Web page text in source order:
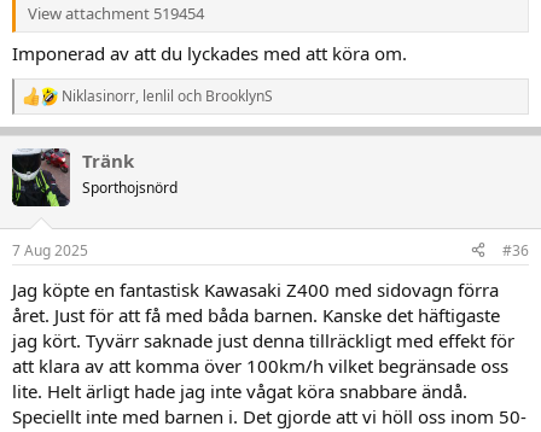
View attachment 519454
Imponerad av att du lyckades med att köra om.
R
e
k
t
i
e
:
Niklasinorr, lenlil och BrooklynS
Tränk
Sporthojsnörd
7 Aug 2025 #36
Jag köpte en fantastisk Kawasaki Z400 med sidovagn förra
året. Just för att få med båda barnen. Kanske det häftigaste
jag kört. Tyvärr saknade just denna tillräckligt med effekt för
att klara av att komma över 100km/h vilket begränsade oss
lite. Helt ärligt hade jag inte vågat köra snabbare ändå.
Speciellt inte med barnen i. Det gjorde att vi höll oss inom 50-